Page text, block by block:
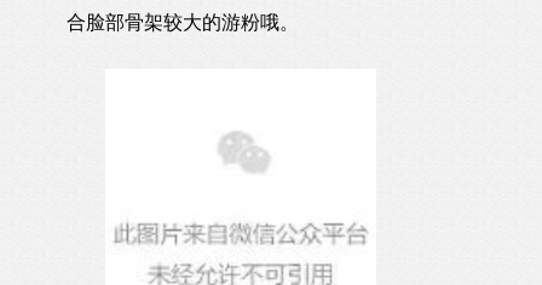
合脸部骨架较大的游粉哦。